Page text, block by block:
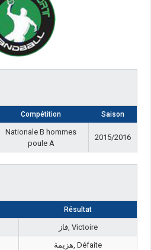
Compétition Saison
Nationale B hommes
poule A
2015/2016
Résultat
فاز, Victoire
هزيمة, Défaite